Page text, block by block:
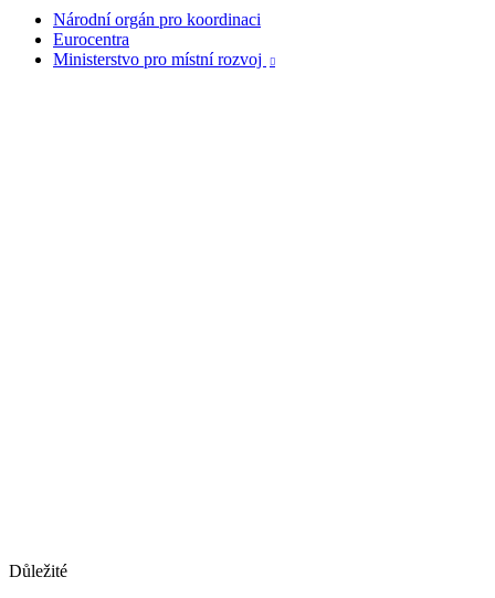
Národní orgán pro koordinaci
Eurocentra
Ministerstvo pro místní rozvoj

Důležité